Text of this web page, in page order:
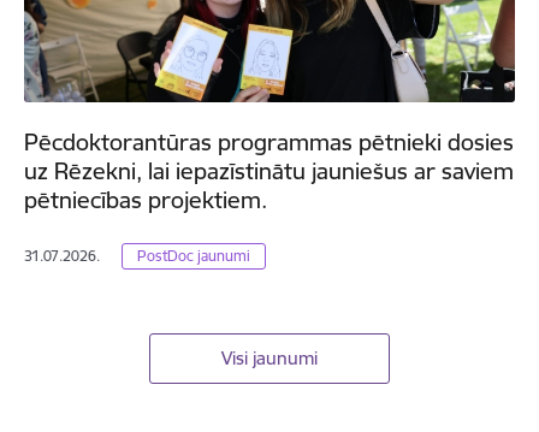
Pēcdoktorantūras programmas pētnieki dosies
uz Rēzekni, lai iepazīstinātu jauniešus ar saviem
pētniecības projektiem.
31.07.2026. PostDoc jaunumi
Visi jaunumi